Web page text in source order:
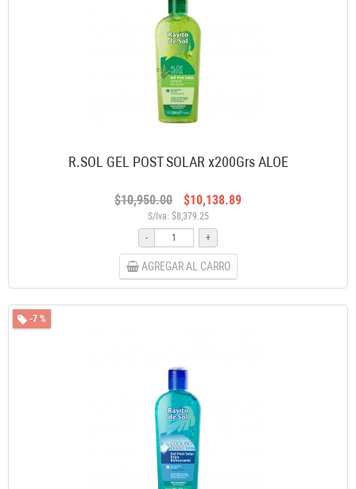
R.SOL GEL POST SOLAR x200Grs ALOE
$10,950.00 $10,138.89
S/Iva: $8,379.25
-
+
AGREGAR AL CARRO
-7 %